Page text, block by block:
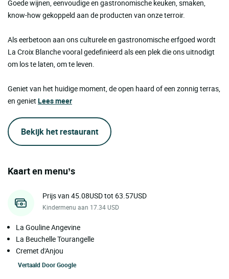
Goede wijnen, eenvoudige en gastronomische keuken, smaken,
know-how gekoppeld aan de producten van onze terroir.
Als eerbetoon aan ons culturele en gastronomische erfgoed wordt
La Croix Blanche vooral gedefinieerd als een plek die ons uitnodigt
om los te laten, om te leven.
Geniet van het huidige moment, de open haard of een zonnig terras,
en geniet Lees meer
Bekijk het restaurant
Kaart en menu’s
Prijs van 45.08USD tot 63.57USD
Kindermenu aan 17.34 USD
La Gouline Angevine
La Beuchelle Tourangelle
Cremet d'Anjou
Vertaald DoorGoogle